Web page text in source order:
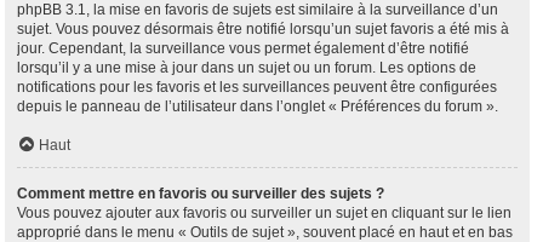
phpBB 3.1, la mise en favoris de sujets est similaire à la surveillance d’un
sujet. Vous pouvez désormais être notifié lorsqu’un sujet favoris a été mis à
jour. Cependant, la surveillance vous permet également d’être notifié
lorsqu’il y a une mise à jour dans un sujet ou un forum. Les options de
notifications pour les favoris et les surveillances peuvent être configurées
depuis le panneau de l’utilisateur dans l’onglet « Préférences du forum ».
Haut
Comment mettre en favoris ou surveiller des sujets ?
Vous pouvez ajouter aux favoris ou surveiller un sujet en cliquant sur le lien
approprié dans le menu « Outils de sujet », souvent placé en haut et en bas